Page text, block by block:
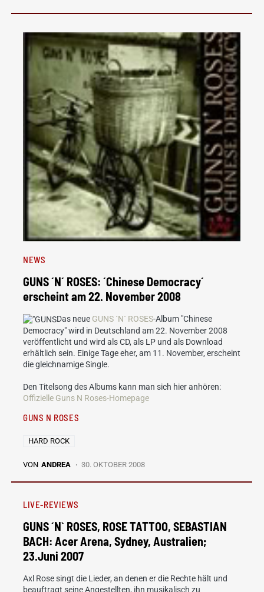
NEWS
GUNS ´N´ ROSES: ´Chinese Democracy´
erscheint am 22. November 2008
Das neue GUNS ´N´ ROSES-Album "Chinese
Democracy" wird in Deutschland am 22. November 2008
veröffentlicht und wird als CD, als LP und als Download
erhältlich sein. Einige Tage eher, am 11. November, erscheint
die gleichnamige Single.
Den Titelsong des Albums kann man sich hier anhören:
Offizielle Guns N Roses-Homepage
GUNS N ROSES
HARD ROCK
VON ANDREA 30. OKTOBER 2008
LIVE-REVIEWS
GUNS ´N` ROSES, ROSE TATTOO, SEBASTIAN
BACH: Acer Arena, Sydney, Australien;
23.Juni 2007
Axl Rose singt die Lieder, an denen er die Rechte hält und
beauftragt seine Angestellten, ihn musikalisch zu